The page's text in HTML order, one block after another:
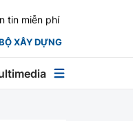
tin miễn phí
XÂY DỰNG